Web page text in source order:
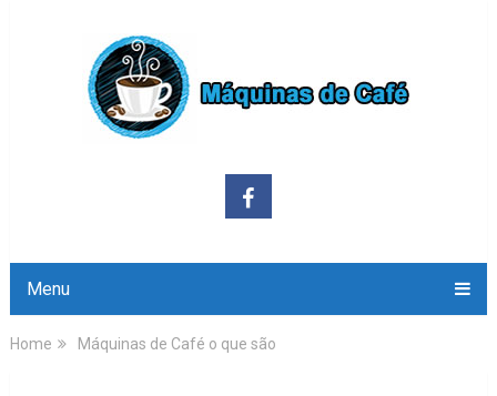
Menu
Home Máquinas de Café o que são